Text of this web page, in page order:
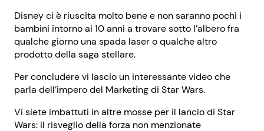
Disney ci è riuscita molto bene e non saranno pochi i
bambini intorno ai 10 anni a trovare sotto l’albero fra
qualche giorno una spada laser o qualche altro
prodotto della saga stellare.
Per concludere vi lascio un interessante video che
parla dell’impero del Marketing di Star Wars.
Vi siete imbattuti in altre mosse per il lancio di Star
Wars: il risveglio della forza non menzionate